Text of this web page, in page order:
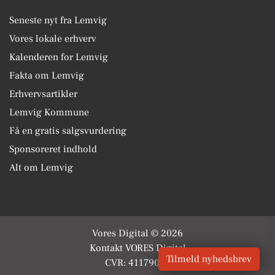
Seneste nyt fra Lemvig
Vores lokale erhverv
Kalenderen for Lemvig
Fakta om Lemvig
Erhvervsartikler
Lemvig Kommune
Få en gratis salgsvurdering
Sponsoreret indhold
Alt om Lemvig
Vores Digital © 2026
Kontakt VORES Digital
CVR: 41179082Tilmeld nyhedsbrev